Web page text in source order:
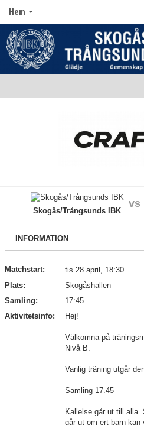
Hem
Dokument
Matcher
Avgifter
Skogås/Trångsunds IBK
vs
INFORMATION
Matchstart:
tis 28 april, 18:30
Plats:
Skogåshallen
Samling:
17:45
Aktivitetsinfo:
Hej!
Välkomna på
Nivå B.
Vanlig träning utgår
Samling 17.45
Kallelse går ut till
går ut om ert barn kan